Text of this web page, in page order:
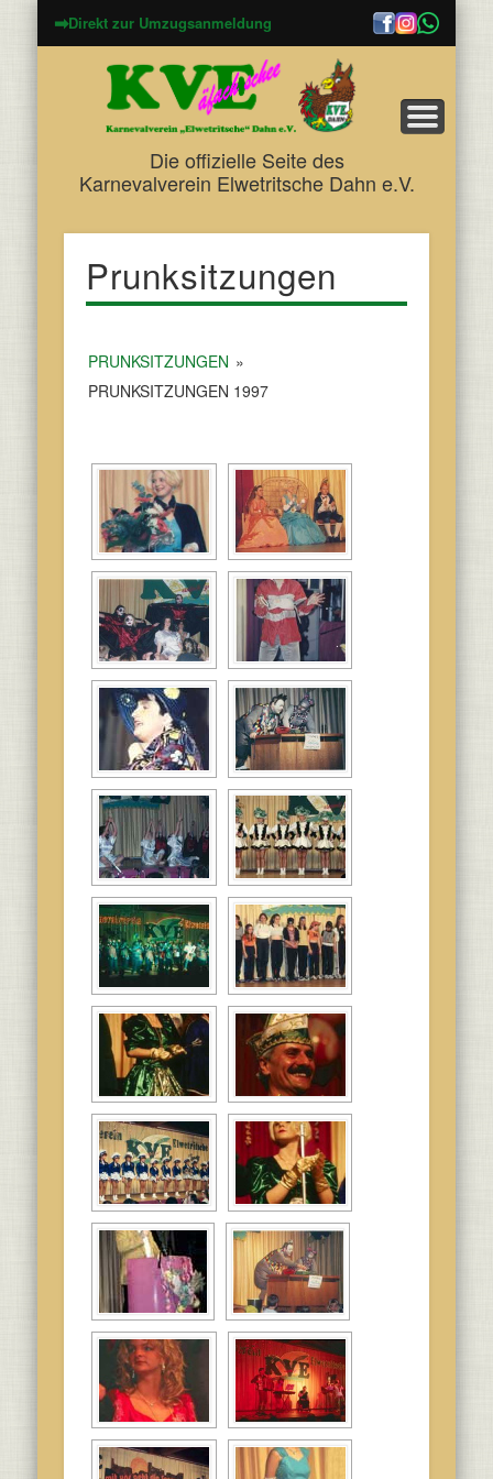
➡Direkt zur Umzugsanmeldung
Die offizielle Seite des
Karnevalverein Elwetritsche Dahn e.V.
Prunksitzungen
PRUNKSITZUNGEN »
PRUNKSITZUNGEN 1997